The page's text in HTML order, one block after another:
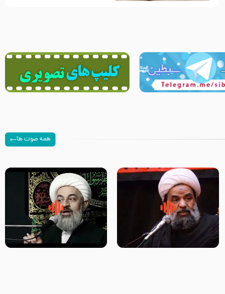
همه صوت ها
سلام جوانی که امام حسین علیه
السلام خودش جوابش را دادند
زیارتی که اسباب رزق زیاد و عمر
طولانی است حجت السلام حسین